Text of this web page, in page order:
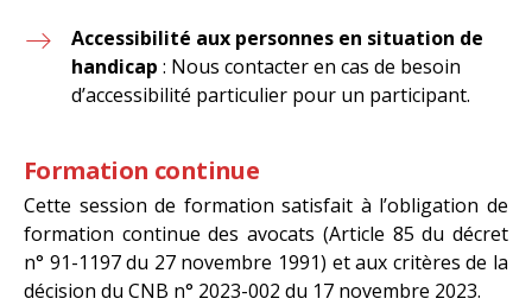
Accessibilité aux personnes en situation de
handicap : Nous contacter en cas de besoin
d’accessibilité particulier pour un participant.
Formation continue
Cette session de formation satisfait à l’obligation de
formation continue des avocats (Article 85 du décret
n° 91-1197 du 27 novembre 1991) et aux critères de la
décision du CNB n° 2023-002 du 17 novembre 2023.